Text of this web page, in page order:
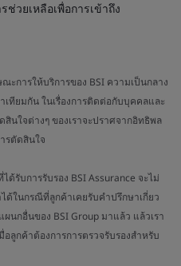
ช่วยเหลือเพื่อการเข้าถึง
ะการให้บริการของ BSI ความเป็นกลาง
เทียมกัน ในเรื่องการติดต่อกับบุคคลและ
นใจต่างๆ ของเราจะปราศจากอิทธิพล
รตัดสินใจ
ด้รับการรับรอง BSI Assurance จะไม่
ด้ในกรณีที่ลูกค้าเคยรับคำปรึกษาเกี่ยว
นกอื่นของ BSI Group มาแล้ว แล้วเรา
ลูกค้าต้องการการตรวจรับรองสำหรับ